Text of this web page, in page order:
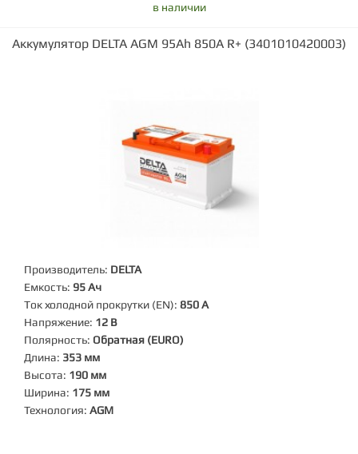
в наличии
Аккумулятор DELTA AGM 95Ah 850A R+ (3401010420003)
Производитель: DELTA
Емкость: 95 Ач
Ток холодной прокрутки (EN): 850 А
Напряжение: 12 В
Полярность: Обратная (EURO)
Длина: 353 мм
Высота: 190 мм
Ширина: 175 мм
Технология: AGM